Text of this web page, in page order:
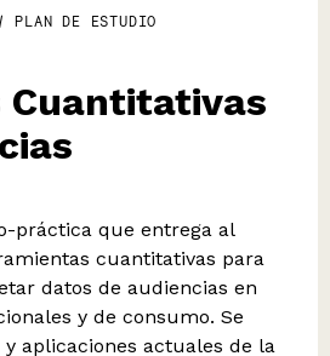
/ PLAN DE ESTUDIO
Cuantitativas
práctica que entrega al
cuantitativas para
datos de audiencias en
y de consumo. Se
aplicaciones actuales de la